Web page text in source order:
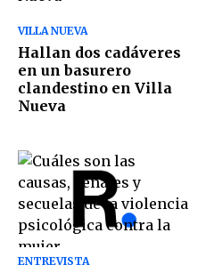
VILLA NUEVA
Hallan dos cadáveres
en un basurero
clandestino en Villa
Nueva
ENTREVISTA